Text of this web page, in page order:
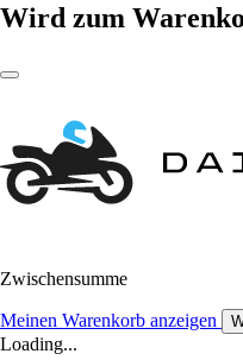
Wird zum
Zwischensumme
Meinen Warenkorb anzeigen
Loading...